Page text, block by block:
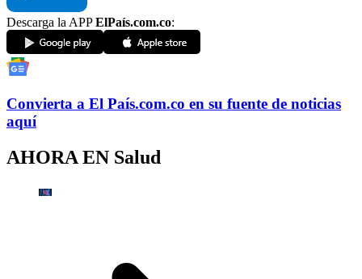
Descarga la APPElPaís.com.co:
Convierta a El País.com.co en su fuente de noticias
aquí
AHORA EN Salud